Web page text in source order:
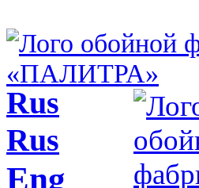
Rus
Rus
Eng